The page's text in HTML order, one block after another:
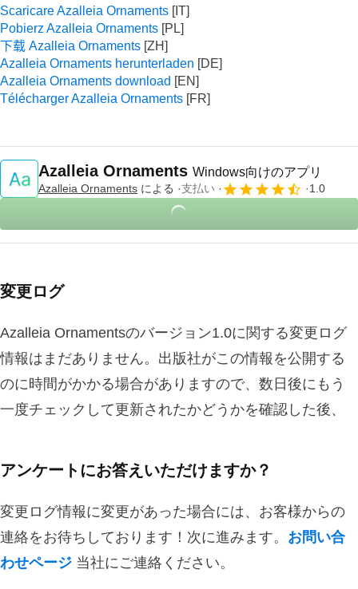
Scaricare Azalleia Ornaments
Pobierz Azalleia Ornaments
下载 Azalleia Ornaments
Azalleia Ornaments herunterladen
Azalleia Ornaments download
Télécharger Azalleia Ornaments
Azalleia Ornaments Windows向けのアプリ
Azalleia Ornaments による 支払い 1.0
変更ログ
Azalleia Ornamentsのバージョン1.0に関する変更ログ
情報はまだありません。出版社がこの情報を公開する
のに時間がかかる場合がありますので、数日後にもう
一度チェックして更新されたかどうかを確認した後、
アンケートにお答えいただけますか？
変更ログ情報に変更があった場合には、お客様からの
連絡をお待ちしております！次に進みます。 お問い合
わせページ 当社にご連絡ください。